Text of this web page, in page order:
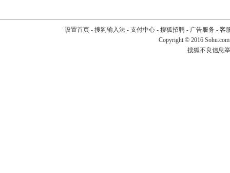
设置首页- 搜狗输入法- 支付中心- 搜狐招聘- 广告服务 - 客
Copyright © 2016
搜狐不良信息